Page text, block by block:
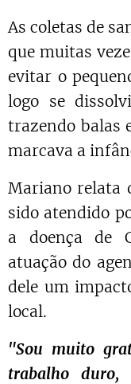
As coletas de
que muitas
evitar o
logo se
trazendo balas
marcava a
Mariano relata
sido atendido
a doença de
atuação do
dele um
local.
"Sou muito
trabalho